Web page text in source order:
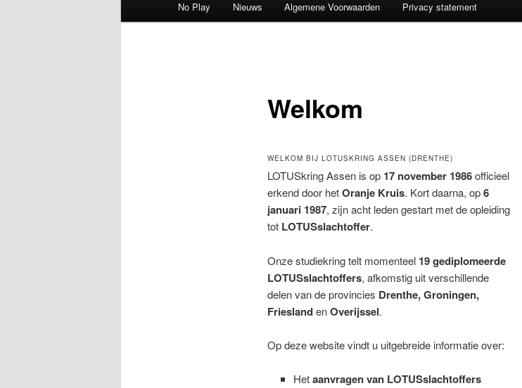
No Play Nieuws Algemene Voorwaarden Privacy statement
Welkom
WELKOM BIJ LOTUSKRING ASSEN (DRENTHE)
LOTUSkring Assen is op 17 november 1986officieel
erkend door hetOranje Kruis. Kort daarna, op6
januari 1987, zijn acht leden gestart met de opleiding
tot LOTUSslachtoffer.
Onze studiekring telt momenteel 19 gediplomeerde
LOTUSslachtoffers, afkomstig uit verschillende
delen van de provincies Drenthe, Groningen,
FrieslandenOverijssel.
Op deze website vindt u uitgebreide informatie over:
Hetaanvragen van LOTUSslachtoffers